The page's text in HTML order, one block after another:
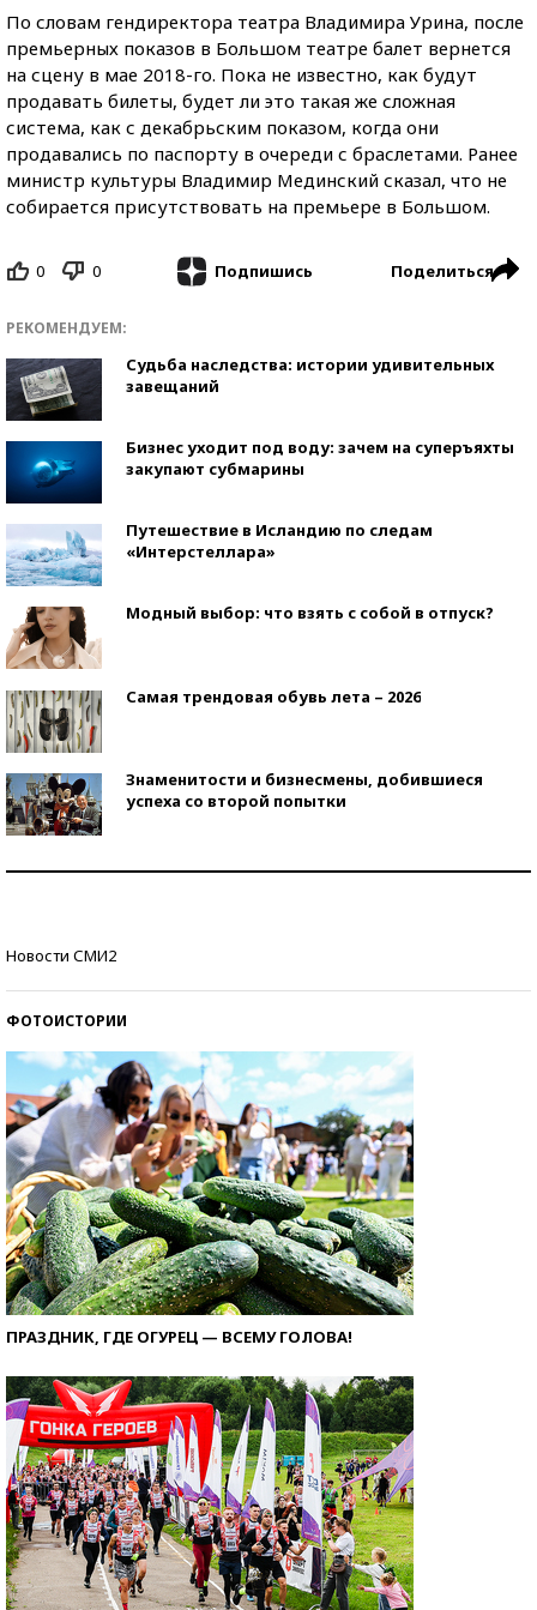
По словам гендиректора театра Владимира Урина, после
премьерных показов в Большом театре балет вернется
на сцену в мае 2018-го. Пока не известно, как будут
продавать билеты, будет ли это такая же сложная
система, как с декабрьским показом, когда они
продавались по паспорту в очереди с браслетами. Ранее
министр культуры Владимир Мединский сказал, что не
собирается присутствовать на премьере в Большом.
0 0 Подпишись Поделиться
РЕКОМЕНДУЕМ:
Судьба наследства: истории удивительных
завещаний
Бизнес уходит под воду: зачем на суперъяхты
закупают субмарины
Путешествие в Исландию по следам
«Интерстеллара»
Модный выбор: что взять с собой в отпуск?
Самая трендовая обувь лета – 2026
Знаменитости и бизнесмены, добившиеся
успеха со второй попытки
Новости СМИ2
ФОТОИСТОРИИ
ПРАЗДНИК, ГДЕ ОГУРЕЦ — ВСЕМУ ГОЛОВА!